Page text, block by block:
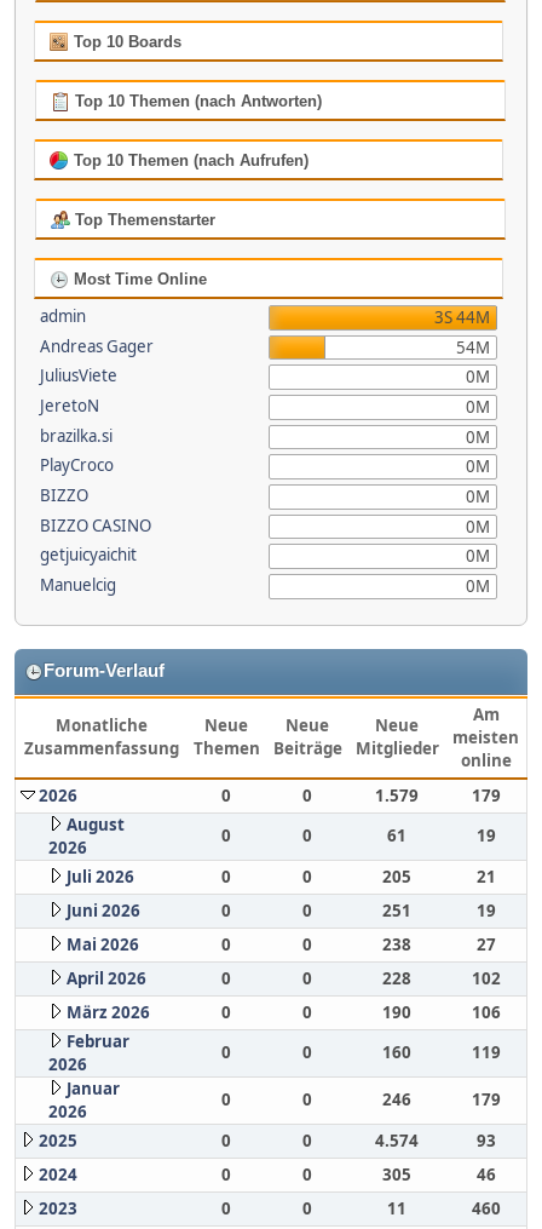
Top 10 Boards
Top 10 Themen (nach Antworten)
Top 10 Themen (nach Aufrufen)
Top Themenstarter
Most Time Online
admin
3S 44M
Andreas Gager
54M
JuliusViete
0M
JeretoN
0M
brazilka.si
0M
PlayCroco
0M
BIZZO
0M
BIZZO CASINO
0M
getjuicyaichit
0M
Manuelcig
0M
Forum-Verlauf
Monatliche
Zusammenfassung
Neue
Themen
Neue
Beiträge
Neue
Mitglieder
Am
meisten
online
2026
0 0 1.579
179
August
2026
0 0 61
19
Juli 2026
0 0 205
21
Juni 2026
0 0 251
19
Mai 2026
0 0 238
27
April 2026
0 0 228
102
März 2026
0 0 190
106
Februar
2026
0 0 160
119
Januar
2026
0 0 246
179
2025
0 0 4.574
93
2024
0 0 305
46
2023
0 0 11
460